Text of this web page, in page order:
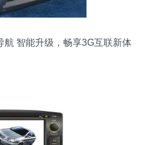
航 智能升级，畅享3G互联新体